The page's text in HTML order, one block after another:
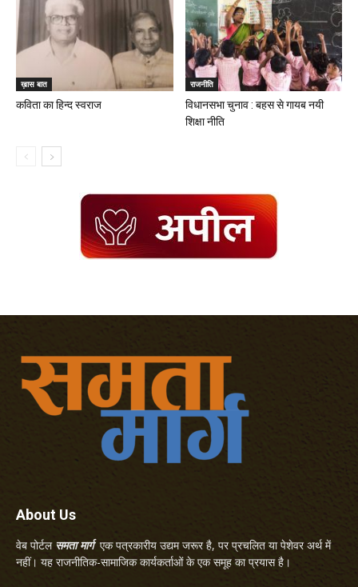
ख़ास बात
कविता का हिन्द स्वराज
राजनीति
विधानसभा चुनाव : बहस से गायब नयी
शिक्षा नीति
About Us
वेब पोर्टल समता मार्गएक पत्रकारीय उद्यम जरूर है, पर प्रचलित या पेशेवर अर्थ में
नहीं। यह राजनीतिक-सामाजिक कार्यकर्ताओं के एक समूह का प्रयास है।